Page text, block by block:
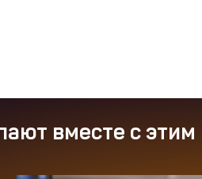
вместе с этим